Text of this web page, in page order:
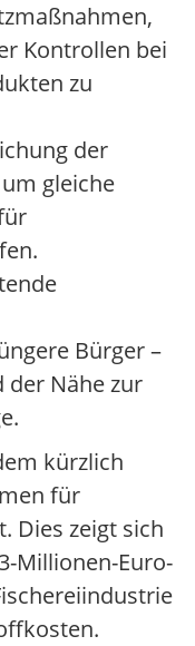
Kontrollen bei
zu
der
gleiche
Bürger –
der Nähe zur
kürzlich
für
Dies zeigt sich
Millionen-Euro-